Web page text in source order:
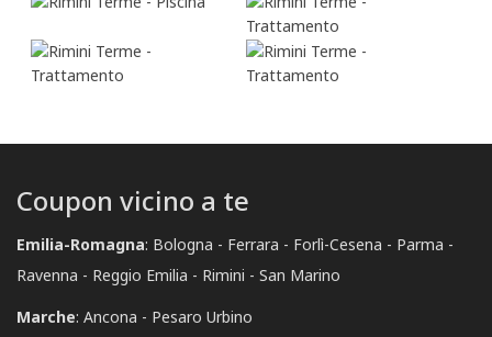
Coupon vicino a te
Emilia-Romagna: Bologna Ferrara Forlì-Cesena
Parma
Ravenna
Reggio Emilia Rimini
San Marino
Marche: Ancona
Pesaro Urbino